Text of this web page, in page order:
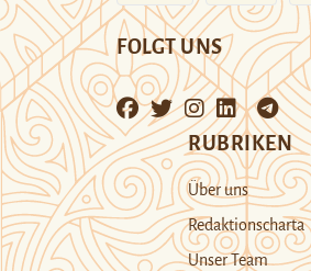
FOLGT UNS
RUBRIKEN
Über uns
Redaktionscharta
Unser Team